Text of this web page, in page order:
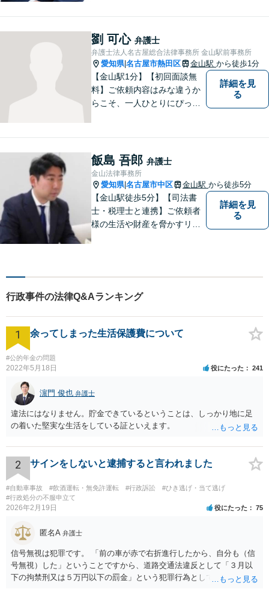
護士が、事業経営を強力サポ
ートいたします！【ネット予
約可】【駐車場あり】【見積
無料】
劉 可心 弁護士
弁護士法人名古屋総合法律事務所 金山駅前事務所
愛知県|名古屋市熱田区 金山駅 から徒歩1分
【金山駅1分】【初回面談無
料】ご依頼内容はみな違うか
らこそ、一人ひとりにぴった
ます。誰にも話せず抱えてき
た不安を、どうぞお聞かせく
ださい。【電話・WEB相談も
対応可能】
詳細を見
る
飯島 吾郎 弁護士
金山法律事務所
愛知県|名古屋市中区 金山駅 から徒歩5分
【金山駅徒歩5分】【司法書
士・税理士と連携】ご依頼者
様の生活や財産を脅かすリス
問題／不動産問題など幅広く
対応します。【地域に根差し
た弁護士】お気軽にご相談く
ださい。
詳細を見
る
行政事件の法律Q&Aランキング
1 余ってしまった生活保護費について
#公的年金の問題
2022年5月18日 役にたった 241
濵門 俊也 弁護士
違法にはなりません。貯金できているということは、しっかり地に足
の着いた堅実な生活をしている証といえます。
2 サインをしないと逮捕すると言われました
#自動車事故 #飲酒運転・無免許運転 #行政訴訟
#ひき逃げ・当て逃げ
#行政処分の不服申立て
2026年2月19日 役にたった 75
匿名A 弁護士
信号無視は犯罪です。 「前の車が赤で右折進行したから、自分も（信
号無視）した」ということですから、道路交通法違反として「３月以
下の拘禁刑又は５万円以下の罰金」という犯罪行為として処罰される